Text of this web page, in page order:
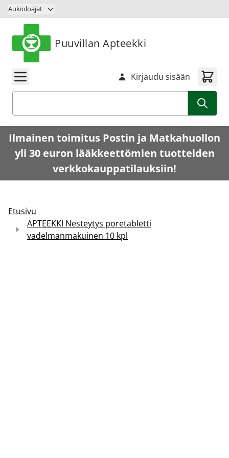
Siirry sisältöön
Aukioloajat
Puuvillan Apteekki
Kirjaudu sisään
Ilmainen toimitus Postin ja Matkahuollon
yli 30 euron lääkkeettömien tuotteiden
verkkokauppatilauksiin!
Etusivu
APTEEKKI Nesteytys poretabletti
vadelmanmakuinen 10 kpl